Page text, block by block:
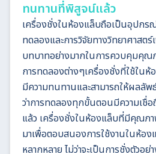
ทนทานที่พิสูจน์แล้ว
เครื่องชั่งในห้องแล็บถือเป็นอุปก
ทดลองและการวิจัยทางวิทยาศาสต
บทบาทอย่างมากในการควบคุมคุณ
การทดลองต่างๆเครื่องชั่งที่ใช้ใน
มีความทนทานและสามารถให้ผลลัพ
ว่าการทดลองทุกขั้นตอนมีความเชื่
แล้ว เครื่องชั่งในห้องแล็บที่มีคุณภ
มาเพื่อตอบสนองการใช้งานในห้อ
หลากหลาย ไม่ว่าจะเป็นการชั่งตัวอ